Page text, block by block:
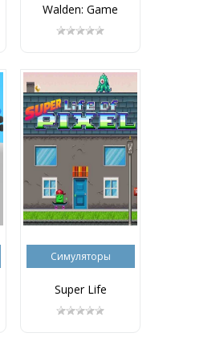
Walden: Game
Симуляторы
Super Life